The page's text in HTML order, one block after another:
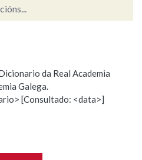
da Real Academia
Galega.
[Consultado: <data>]